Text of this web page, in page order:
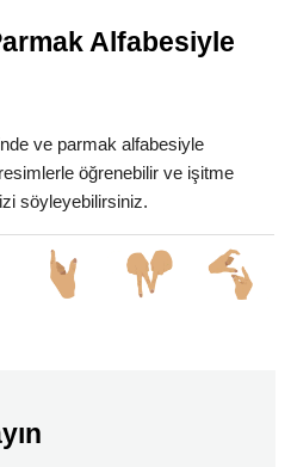
Alfabesiyle
ve parmak alfabesiyle
resimlerle öğrenebilir ve işitme
söyleyebilirsiniz.